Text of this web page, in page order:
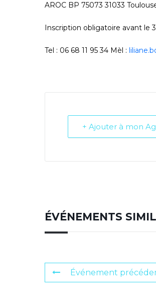
AROC BP 75073 31033
Inscription obligatoire avant le
Tel : 06 68 11 95 34 Mèl :
+ Ajouter à mon
ÉVÉNEMENTS
Événement